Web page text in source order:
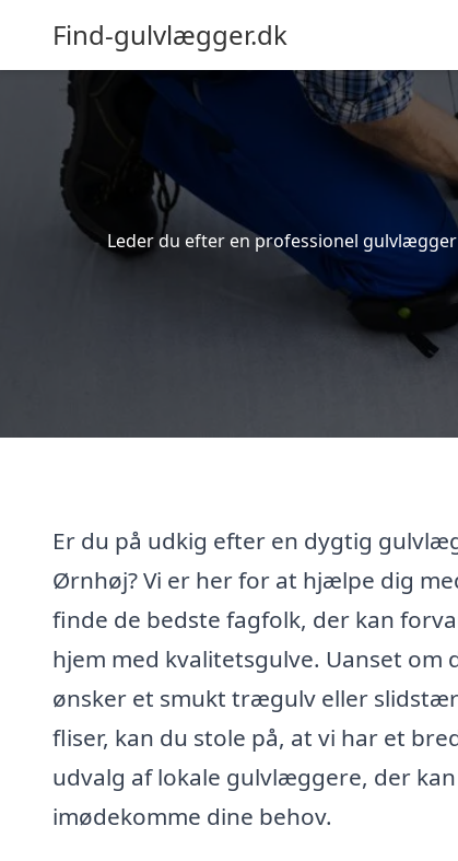
Find-gulvlægger.dk
Leder du efter en professionel
Er du på udkig efter en dygtig
Ørnhøj? Vi er her for at hjælpe dig
finde de bedste fagfolk, der kan
hjem med kvalitetsgulve. Uanset om
ønsker et smukt trægulv eller
fliser, kan du stole på, at vi har et
udvalg af lokale gulvlæggere, der kan
imødekomme dine behov.